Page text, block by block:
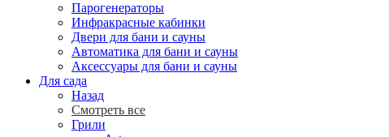
Парогенераторы
Инфракрасные кабинки
Двери для бани и сауны
Автоматика для бани и сауны
Аксессуары для бани и сауны
Для сада
Назад
Смотреть все
Грили